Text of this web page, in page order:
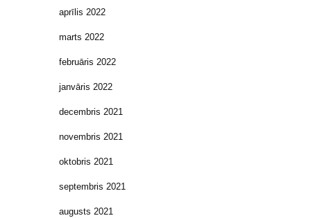
aprīlis 2022
marts 2022
februāris 2022
janvāris 2022
decembris 2021
novembris 2021
oktobris 2021
septembris 2021
augusts 2021